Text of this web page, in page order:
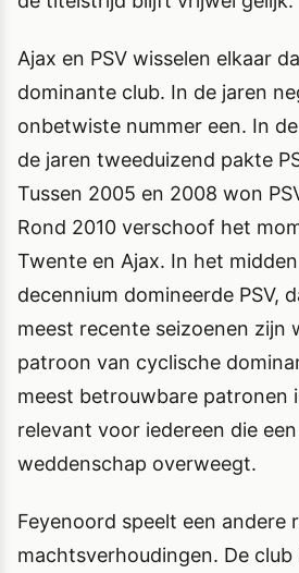
Ajax en PSV wisselen elkaar
dominante club. In de jaren
onbetwiste nummer een. In
de jaren tweeduizend pakte
Tussen 2005 en 2008 won
Rond 2010 verschoof het
Twente en Ajax. In het
decennium domineerde PSV,
meest recente seizoenen zijn
patroon van cyclische
meest betrouwbare patronen
relevant voor iedereen die
weddenschap overweegt.
Feyenoord speelt een andere
machtsverhoudingen. De